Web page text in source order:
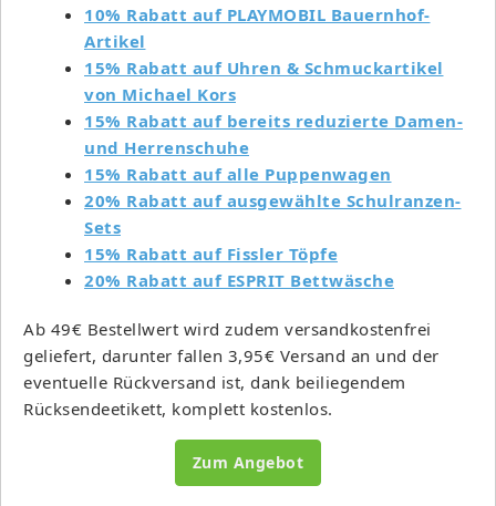
10% Rabatt auf PLAYMOBIL Bauernhof-
Artikel
15% Rabatt auf Uhren & Schmuckartikel
von Michael Kors
15% Rabatt auf bereits reduzierte Damen-
und Herrenschuhe
15% Rabatt auf alle Puppenwagen
20% Rabatt auf ausgewählte Schulranzen-
Sets
15% Rabatt auf Fissler Töpfe
20% Rabatt auf ESPRIT Bettwäsche
Ab 49€ Bestellwert wird zudem versandkostenfrei
geliefert, darunter fallen 3,95€ Versand an und der
eventuelle Rückversand ist, dank beiliegendem
Rücksendeetikett, komplett kostenlos.
Zum Angebot